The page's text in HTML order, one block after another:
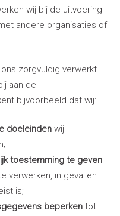
wij bij de uitvoering
andere organisaties of
zorgvuldig verwerkt
aan de
bijvoorbeeld dat wij:
doeleinden wij
toestemming te geven
verwerken, in gevallen
is;
beperken tot